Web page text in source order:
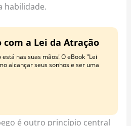
habilidade.
com a Lei da Atração
nas suas mãos! O eBook "Lei
alcançar seus sonhos e ser uma
é outro princípio central